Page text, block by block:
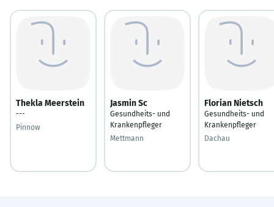
Thekla Meerstein
---
Pinnow
Jasmin Sc
Gesundheits- und
Krankenpfleger
Mettmann
Florian Nietsch
Gesundheits- und
Krankenpfleger
Dachau